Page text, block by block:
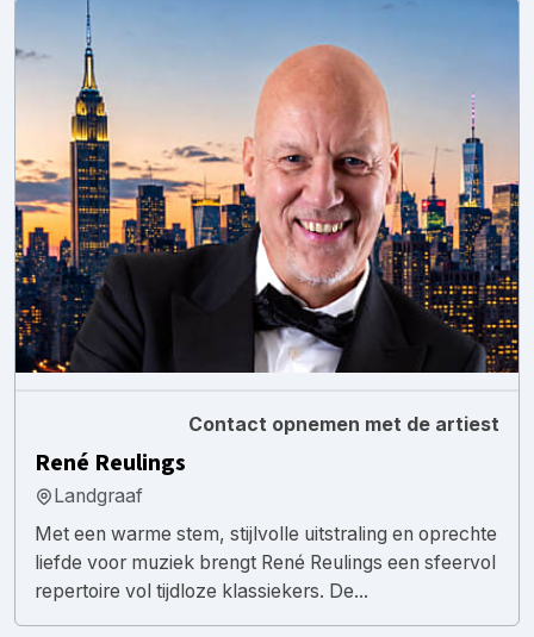
Contact opnemen met de artiest
René Reulings
Landgraaf
Met een warme stem, stijlvolle uitstraling en oprechte
liefde voor muziek brengt René Reulings een sfeervol
repertoire vol tijdloze klassiekers. De...